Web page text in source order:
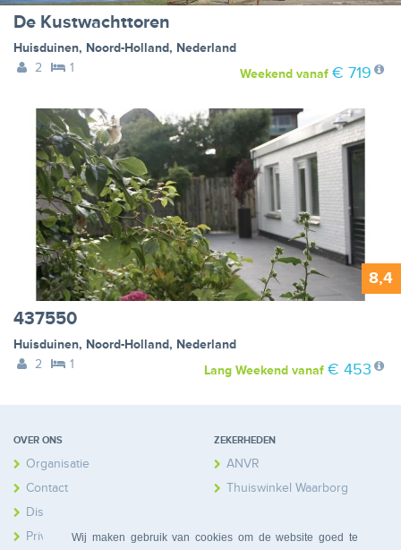
Wij maken gebruik van cookies om de website goed te
De Kustwachttoren
Huisduinen, Noord-Holland, Nederland
2
1 Weekendvanaf € 719
8,4
437550
Huisduinen, Noord-Holland, Nederland
2
1 Lang Weekendvanaf € 453
OVER ONS
Organisatie
Contact
Disclaimer
Privacy
ZEKERHEDEN
ANVR
Thuiswinkel Waarborg